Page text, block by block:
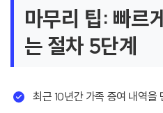
마무리 팁: 빠르
는 절차 5단계
최근 10년간 가족 증여 내역을